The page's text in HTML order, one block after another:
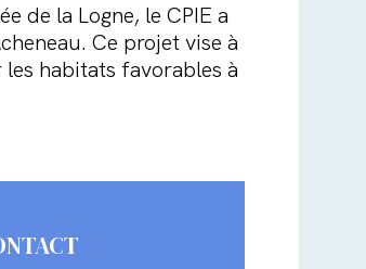
de la Logne, le CPIE a
Ce projet vise à
habitats favorables à